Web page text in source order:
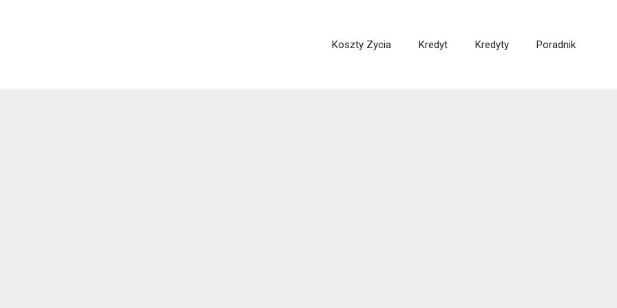
Koszty Zycia Kredyt Kredyty Poradnik